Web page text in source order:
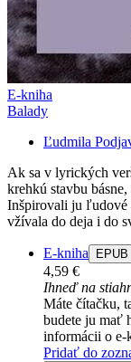
E-kniha
Balady
Ľudmila
Ak sa v lyrických
krehkú stavbu
Inšpirovali ju ľudové
vžívala do deja i do
E-kniha EPUB
4,59 €
Ihneď na
Máte čítačku,
budete ju mať
informácii o e-
Pridať do